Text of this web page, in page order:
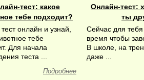
тест: какое
тебе подходит?
онлайн и узнай,
тебе
Для начала
теста ...
Подробнее
Онлайн-тест:
ты
Сейчас для
время чтобы
В школе, на
даже ...